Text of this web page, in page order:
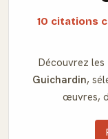
10 citations
Découvrez les
Guichardin,
œuvres,